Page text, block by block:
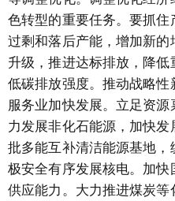
色转型的重要任务。要抓
过剩和落后产能，增加新
升级，推进达标排放，降
低碳排放强度。推动战略
服务业加快发展。立足资
力发展非化石能源，加快
批多能互补清洁能源基地
极安全有序发展核电。加
供应能力。大力推进煤炭等